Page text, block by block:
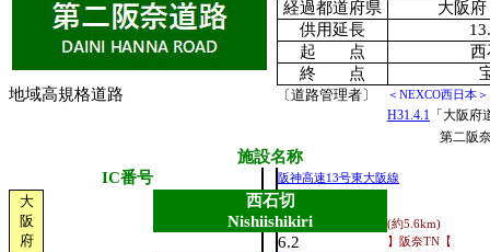
経過都道府県
大阪
供用延長
起 点
西
終 点
地域高規格道路
〔道路管理者〕 ＜NEXCO西日本＞
H31.4.1 「大阪
第二阪
施設名称
IC番号
阪神高速13号東大阪線
大
阪
府
西石切
Nishiishikiri
(約5.6km)
6.2 】阪奈TN【